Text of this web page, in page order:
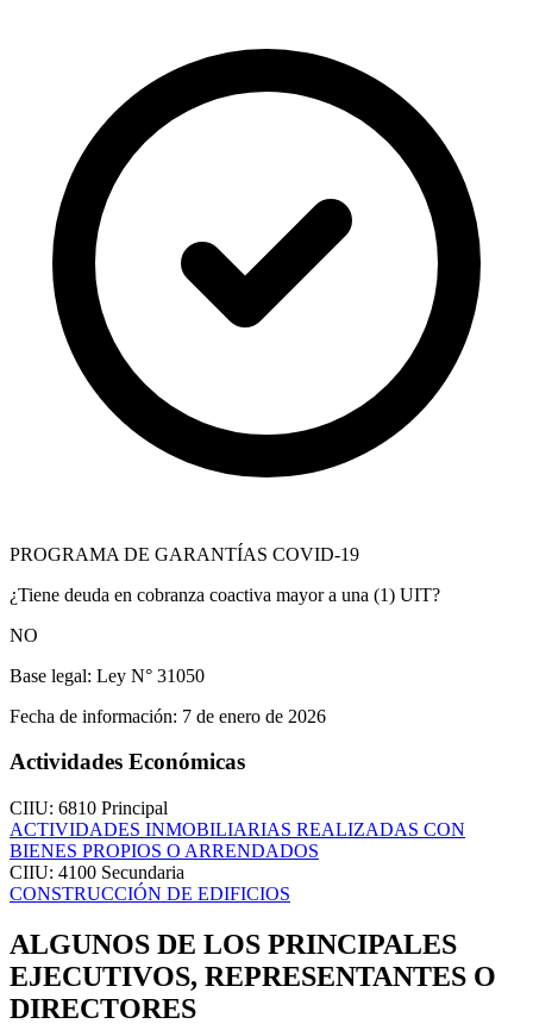
PROGRAMA DE GARANTÍAS COVID-19
¿Tiene deuda en cobranza coactiva mayor a una (1) UIT?
NO
Base legal: Ley N° 31050
Fecha de información: 7 de enero de 2026
Actividades Económicas
CIIU: 6810 Principal
ACTIVIDADES INMOBILIARIAS REALIZADAS CON
BIENES PROPIOS O ARRENDADOS
CIIU: 4100 Secundaria
CONSTRUCCIÓN DE EDIFICIOS
ALGUNOS DE LOS PRINCIPALES
EJECUTIVOS, REPRESENTANTES O
DIRECTORES